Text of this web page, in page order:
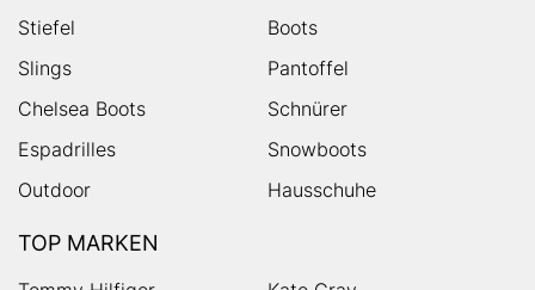
Stiefel
Boots
Slings
Pantoffel
Chelsea Boots
Schnürer
Espadrilles
Snowboots
Outdoor
Hausschuhe
TOP MARKEN